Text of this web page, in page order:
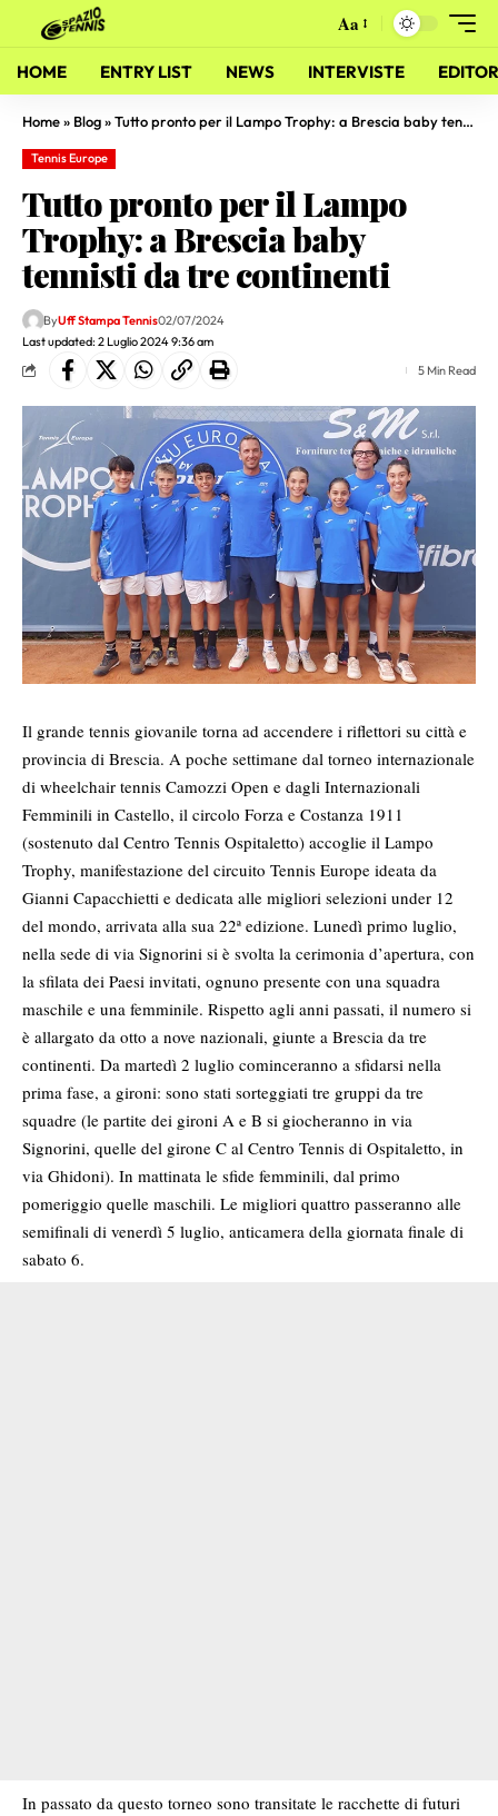
Aa
HOME ENTRY LIST NEWS INTERVISTE
Home» Blog»Tutto pronto per il Lampo Trophy: a Brescia baby tennisti da tre continenti
Tennis Europe
Tutto pronto per il Lampo
Trophy: a Brescia baby
tennisti da tre continenti
Last updated: 2 Luglio 2024 9:36 am
ByUff Stampa Tennis02/07/2024
5 Min Read
Il grande tennis giovanile torna ad accendere i riflettori su città e
provincia di Brescia. A poche settimane dal torneo internazionale
di wheelchair tennis Camozzi Open e dagli Internazionali
Femminili in Castello, il circolo Forza e Costanza 1911
(sostenuto dal Centro Tennis Ospitaletto) accoglie il Lampo
Trophy, manifestazione del circuito Tennis Europe ideata da
Gianni Capacchietti e dedicata alle migliori selezioni under 12
del mondo, arrivata alla sua 22ª edizione. Lunedì primo luglio,
nella sede di via Signorini si è svolta la cerimonia d’apertura, con
la sfilata dei Paesi invitati, ognuno presente con una squadra
maschile e una femminile. Rispetto agli anni passati, il numero si
è allargato da otto a nove nazionali, giunte a Brescia da tre
continenti. Da martedì 2 luglio cominceranno a sfidarsi nella
prima fase, a gironi: sono stati sorteggiati tre gruppi da tre
squadre (le partite dei gironi A e B si giocheranno in via
Signorini, quelle del girone C al Centro Tennis di Ospitaletto, in
via Ghidoni). In mattinata le sfide femminili, dal primo
pomeriggio quelle maschili. Le migliori quattro passeranno alle
semifinali di venerdì 5 luglio, anticamera della giornata finale di
sabato 6.
In passato da questo torneo sono transitate le racchette di futuri